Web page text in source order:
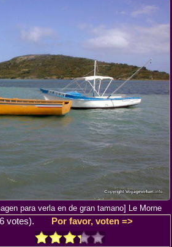
para verla en de gran tamano] Le Morne
6 votes). Por favor, voten =>